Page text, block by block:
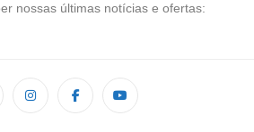
nossas últimas notícias e ofertas: